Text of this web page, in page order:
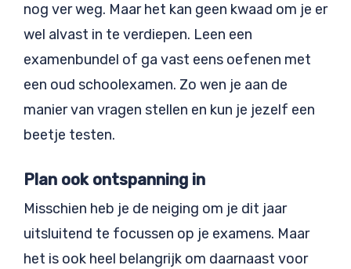
nog ver weg. Maar het kan geen kwaad om je er
wel alvast in te verdiepen. Leen een
examenbundel of ga vast eens oefenen met
een oud schoolexamen. Zo wen je aan de
manier van vragen stellen en kun je jezelf een
beetje testen.
Plan ook ontspanning in
Misschien heb je de neiging om je dit jaar
uitsluitend te focussen op je examens. Maar
het is ook heel belangrijk om daarnaast voor